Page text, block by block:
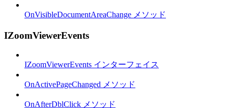
OnVisibleDocumentAreaChange メソッド
IZoomViewerEvents
IZoomViewerEvents インターフェイス
OnActivePageChanged メソッド
OnAfterDblClick メソッド